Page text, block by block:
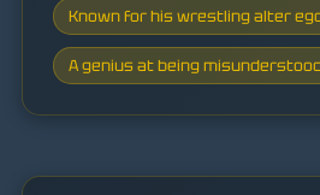
Known for his wrestling alter
A genius at being